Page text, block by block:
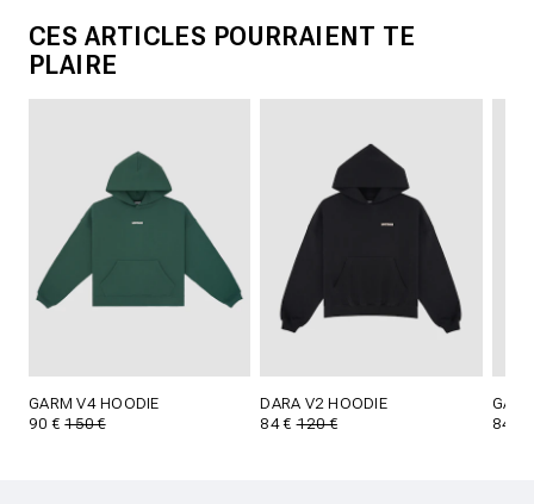
CES ARTICLES POURRAIENT TE
PLAIRE
GARM V4 HOODIE
90 €150 €
DARA V2 HOODIE
84 €120 €
84 €